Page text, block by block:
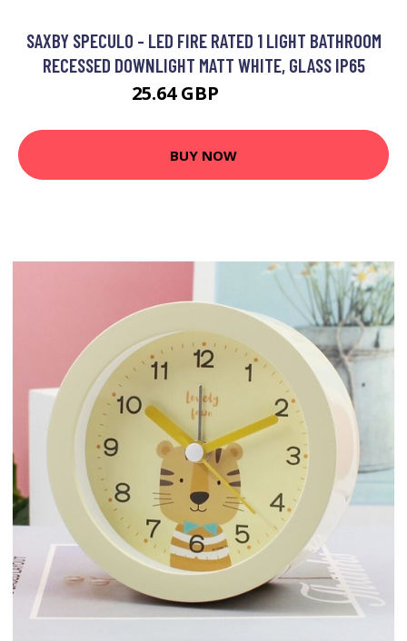
SAXBY SPECULO - LED FIRE RATED 1 LIGHT BATHROOM
RECESSED DOWNLIGHT MATT WHITE, GLASS IP65
25.64 GBP
BUY NOW